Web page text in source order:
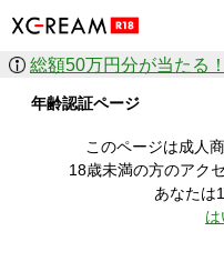
作品を探す
ジャンル
人気のセール中商品
すべての作品から探す
年齢認証ページ
このページは成人
18歳未満の方のアク
あなたは